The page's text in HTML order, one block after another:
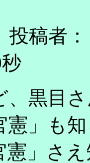
稿者
黒目
」も
憲」さ